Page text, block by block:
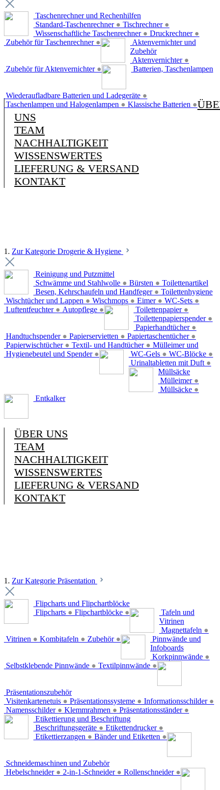
Taschenrechner und Rechenhilfen
Standard-Taschenrechner ● Tischrechner ●
Wissenschaftliche Taschenrechner ● Druckrechner ●
Zubehör für Taschenrechner ●
Aktenvernichter und
Zubehör
Aktenvernichter ●
Zubehör für Aktenvernichter ● Batterien, Taschenlampen
Wiederaufladbare Batterien und Ladegeräte ●
Taschenlampen und Halogenlampen ● Klassische Batterien ●
UNS
TEAM
NACHHALTIGKEIT
WISSENSWERTES
LIEFERUNG & VERSAND
KONTAKT
1. Zur Kategorie Drogerie & Hygiene
Reinigung und Putzmittel
Schwämme und Stahlwolle ● Bürsten ●
Besen, Kehrschaufeln und Handfeger ●
Wischtücher und Lappen ● Wischmops ● Eimer ● WC-Sets ●
Luftentfeuchter ● Autopflege ●
Toilettenartikel
Toilettenpapier ●
Toilettenpapierspender ●
Papierhandtücher ●
Handtuchspender ● Papierservietten ● Papiertaschentücher ●
Papierwischtücher ● Textil- und Handtücher ●
Hygienebeutel und Spender ●
Toilettenhygiene
WC-Gels ● WC-Blöcke ●
Urinaltabletten mit Duft ●
Mülleimer und
Müllsäcke
Mülleimer ●
Müllsäcke ●
Entkalker
ÜBER UNS
TEAM
NACHHALTIGKEIT
WISSENSWERTES
LIEFERUNG & VERSAND
KONTAKT
1. Zur Kategorie Präsentation
Flipcharts und Flipchartblöcke
Flipcharts ● Flipchartblöcke ●
Tafeln und
Vitrinen
Magnettafeln ●
Vitrinen ● Kombitafeln ● Zubehör ●
Pinnwände und
Infoboards
Korkpinnwände ●
Selbstklebende Pinnwände ● Textilpinnwände ●
Präsentationszubehör
Visitenkartenetuis ● Präsentationssysteme ● Informationsschilder ●
Namensschilder ● Klemmrahmen ● Präsentationsständer ●
Etikettierung und Beschriftung
Beschriftungsgeräte ● Etikettendrucker ●
Etikettierzangen ● Bänder und Etiketten ●
Schneidemaschinen und Zubehör
Hebelschneider ● 2-in-1-Schneider ● Rollenschneider ●